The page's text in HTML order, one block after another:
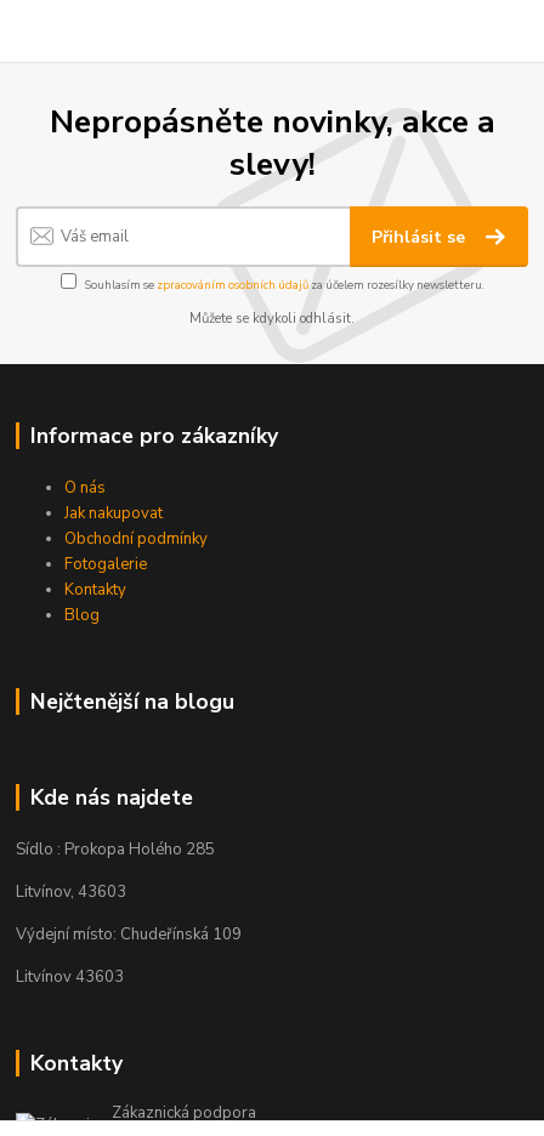
Nepropásněte novinky, akce a
slevy!
Přihlásit se
Souhlasím se zpracováním osobních údajůza účelem rozesílky newsletteru.
Můžete se kdykoli odhlásit.
Informace pro zákazníky
O nás
Jak nakupovat
Obchodní podmínky
Fotogalerie
Kontakty
Blog
Nejčtenější na blogu
Kde nás najdete
Sídlo : Prokopa Holého 285
Litvínov, 43603
Výdejní místo: Chudeřínská 109
Litvínov 43603
Kontakty
Zákaznická podpora